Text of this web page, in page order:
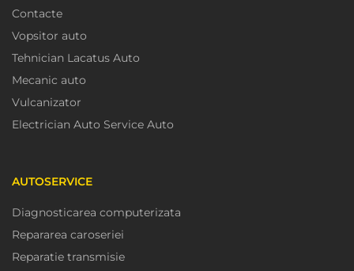
Contacte
Vopsitor auto
Tehnician Lacatus Auto
Mecanic auto
Vulcanizator
Electrician Auto Service Auto
AUTOSERVICE
Diagnosticarea computerizata
Repararea caroseriei
Reparatie transmisie